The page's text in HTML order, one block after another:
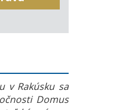
v Rakúsku sa
Domus